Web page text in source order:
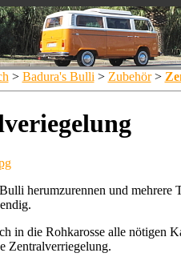
> Badura's Bulli > Zubehör >
herumzurennen und mehrere
in die Rohkarosse alle nötigen
Zentralverriegelung.